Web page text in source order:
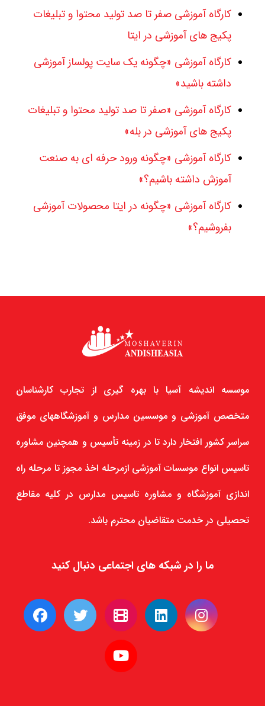
کارگاه آموزشی صفر تا صد تولید محتوا و تبلیغات
پکیج های آموزشی در ایتا
کارگاه آموزشی «چگونه یک سایت پولساز آموزشی
داشته باشید»
کارگاه آموزشی «صفر تا صد تولید محتوا و تبلیغات
پکیج های آموزشی در بله»
کارگاه آموزشی «چگونه ورود حرفه ای به صنعت
آموزش داشته باشیم؟»
کارگاه آموزشی «چگونه در ایتا محصولات آموزشی
بفروشیم؟»
موسسه اندیشه آسیا با بهره گیری از تجارب کارشناسان
متخصص آموزشی و موسسین مدارس و آموزشگاههای موفق
سراسر کشور افتخار دارد تا در زمینه تأسیس و همچنین مشاوره
تاسیس انواع موسسات آموزشی ازمرحله اخذ مجوز تا مرحله راه
اندازی آموزشگاه و مشاوره تاسیس مدارس در کلیه مقاطع
تحصیلی در خدمت متقاضیان محترم باشد.
ما را در شبکه های اجتماعی دنبال کنید